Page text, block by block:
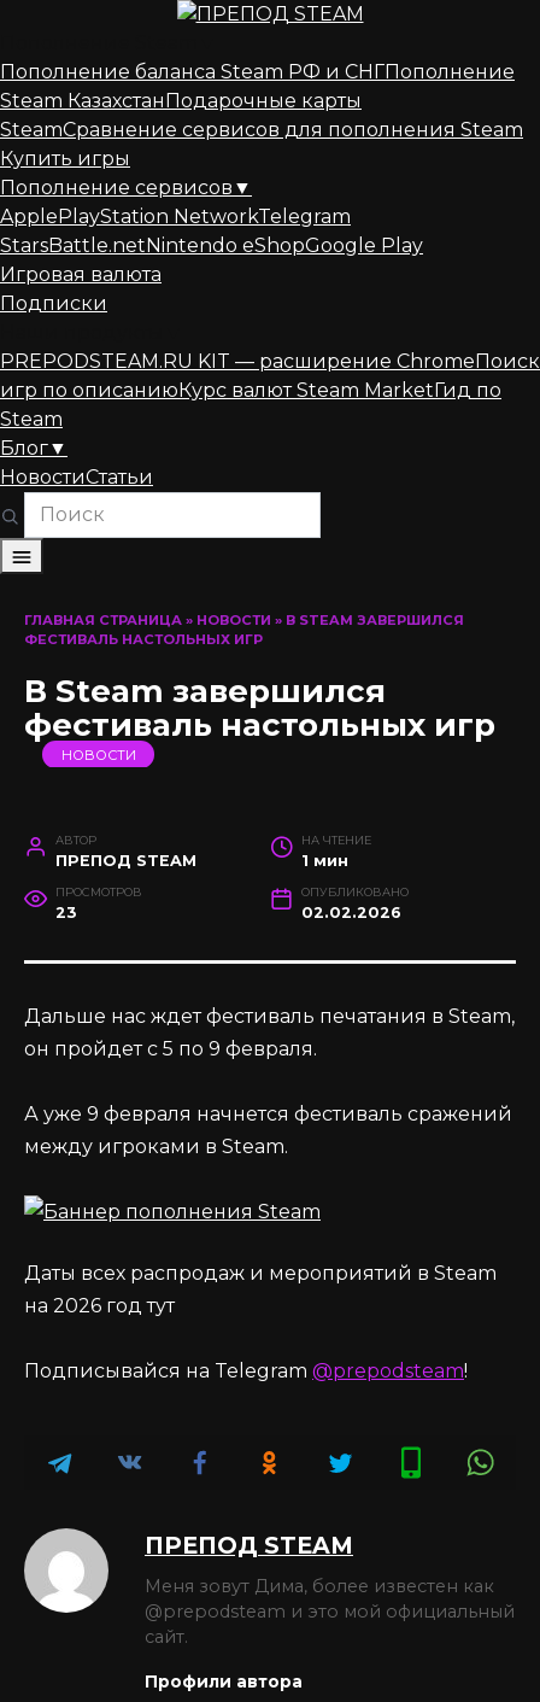
содержанию
Пополнение баланса Steam РФ и СНГПополнение
Steam КазахстанПодарочные карты
SteamСравнение сервисов для пополнения Steam
Купить игры
Пополнение сервисов ▼
ApplePlayStation NetworkTelegram
StarsBattle.netNintendo eShopGoogle Play
Игровая валюта
Подписки
PREPODSTEAM.RU KIT — расширение ChromeПоиск
игр по описаниюКурс валют Steam MarketГид по
Steam
Блог▼
НовостиСтатьи
ГЛАВНАЯ СТРАНИЦА » НОВОСТИ » В STEAM ЗАВЕРШИЛСЯ
ФЕСТИВАЛЬ НАСТОЛЬНЫХ ИГР
В Steam завершился
фестиваль настольных игр
НОВОСТИ
АВТОР
ПРЕПОД STEAM
НА ЧТЕНИЕ
1 мин
ПРОСМОТРОВ
23
ОПУБЛИКОВАНО
02.02.2026
Дальше нас ждет фестиваль печатания в Steam,
он пройдет с 5 по 9 февраля.
А уже 9 февраля начнется фестиваль сражений
между игроками в Steam.
Даты всех распродаж и мероприятий в Steam
на 2026 год тут
Подписывайся на Telegram @prepodsteam!
ПРЕПОД STEAM
Меня зовут Дима, более известен как
@prepodsteam и это мой официальный
сайт.
Профили автора